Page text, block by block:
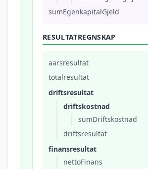
sumEgenkapitalGjeld
RESULTATREGNSKAP
aarsresultat
totalresultat
driftsresultat
driftskostnad
sumDriftskostnad
driftsresultat
finansresultat
nettoFinans